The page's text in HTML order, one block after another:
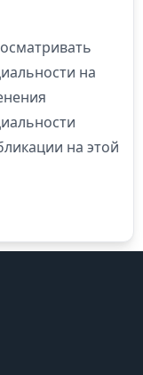
на
на этой